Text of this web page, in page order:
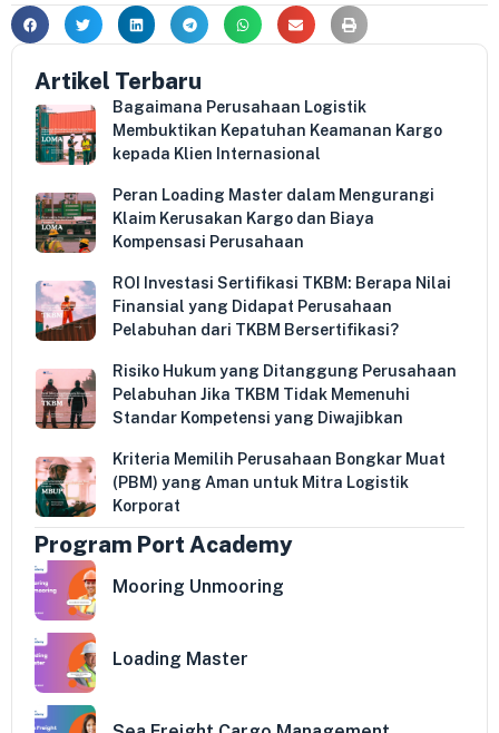
Artikel Terbaru
Bagaimana Perusahaan Logistik
Membuktikan Kepatuhan Keamanan Kargo
kepada Klien Internasional
Peran Loading Master dalam Mengurangi
Klaim Kerusakan Kargo dan Biaya
Kompensasi Perusahaan
ROI Investasi Sertifikasi TKBM: Berapa Nilai
Finansial yang Didapat Perusahaan
Pelabuhan dari TKBM Bersertifikasi?
Risiko Hukum yang Ditanggung Perusahaan
Pelabuhan Jika TKBM Tidak Memenuhi
Standar Kompetensi yang Diwajibkan
Kriteria Memilih Perusahaan Bongkar Muat
(PBM) yang Aman untuk Mitra Logistik
Korporat
Program Port Academy
Mooring Unmooring
Loading Master